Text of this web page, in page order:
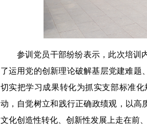
参训党员干部纷纷表示，此次培训
了运用党的创新理论破解基层党建难
切实把学习成果转化为抓实支部标准
动，自觉树立和践行正确政绩观，以高
文化创造性转化、创新性发展上走在前